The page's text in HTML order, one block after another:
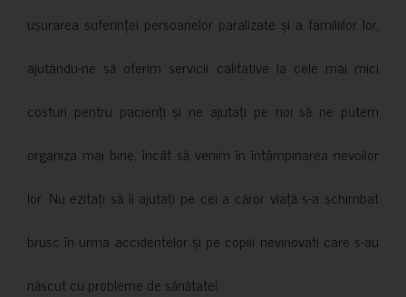
ușurarea suferinței persoanelor paralizate și a familiilor lor,
ajutându-ne să oferim servicii calitative la cele mai mici
costuri pentru pacienți și ne ajutați pe noi să ne putem
organiza mai bine, încât să venim în întâmpinarea nevoilor
lor. Nu ezitați să îi ajutați pe cei a căror viață s-a schimbat
brusc în urma accidentelor și pe copiii nevinovati care s-au
născut cu probleme de sănătate!